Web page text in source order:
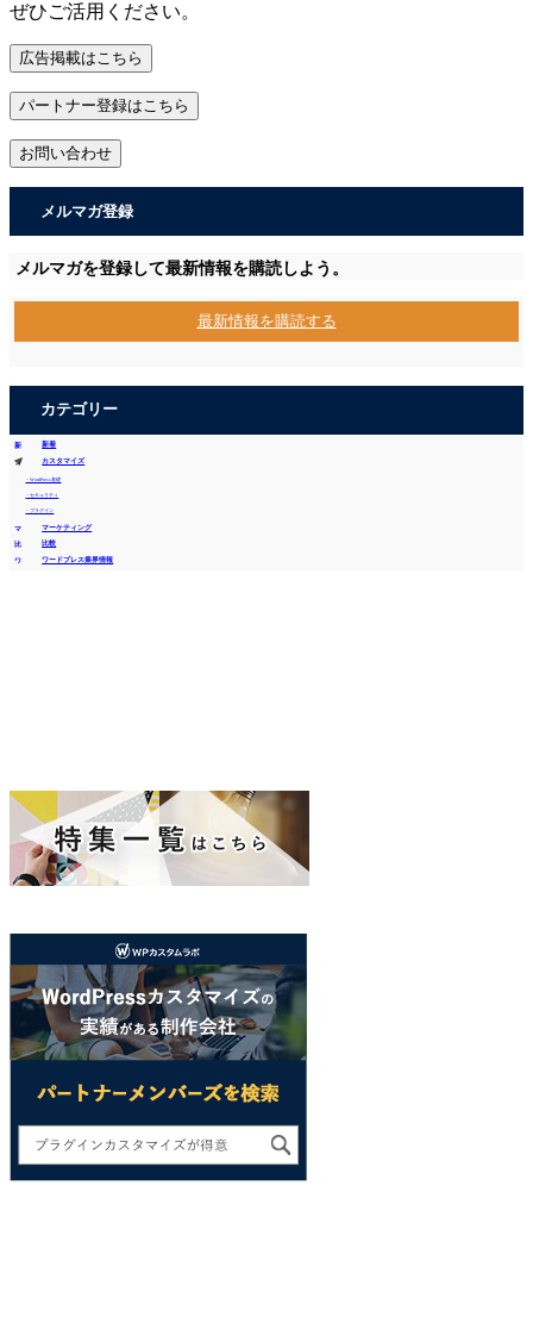
ぜひご活用ください。
広告掲載はこちら
パートナー登録はこちら
お問い合わせ
メルマガ登録
メルマガを登録して最新情報を購読しよう。
最新情報を購読する
カテゴリー
新着
カスタマイズ
・WordPress基礎
・セキュリティ
・プラグイン
マーケティング
比較
ワードプレス業界情報